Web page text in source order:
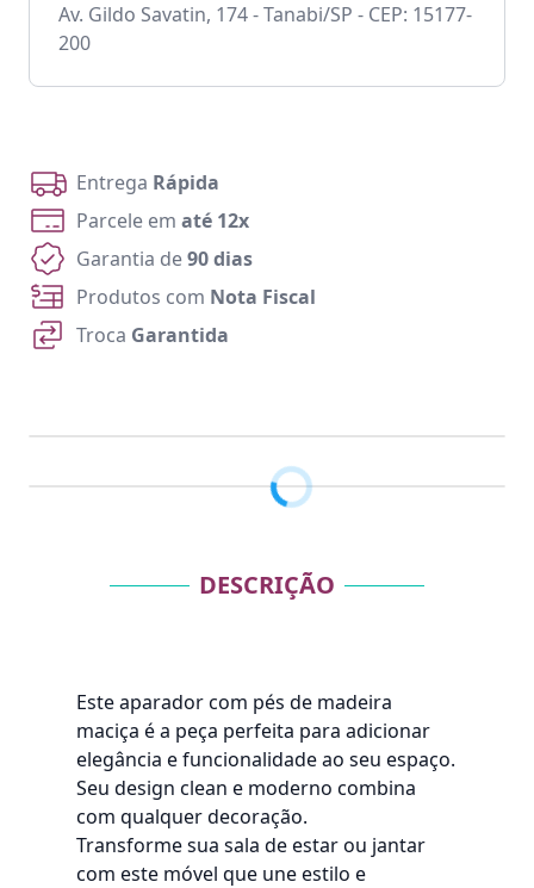
Av. Gildo Savatin, 174 - Tanabi/SP - CEP: 15177-
200
Entrega Rápida
Parcele em até 12x
Garantia de90 dias
Produtos com Nota Fiscal
Troca Garantida
DESCRIÇÃO
Este aparador com pés de madeira
maciça é a peça perfeita para adicionar
elegância e funcionalidade ao seu espaço.
Seu design clean e moderno combina
com qualquer decoração.
Transforme sua sala de estar ou jantar
com este móvel que une estilo e